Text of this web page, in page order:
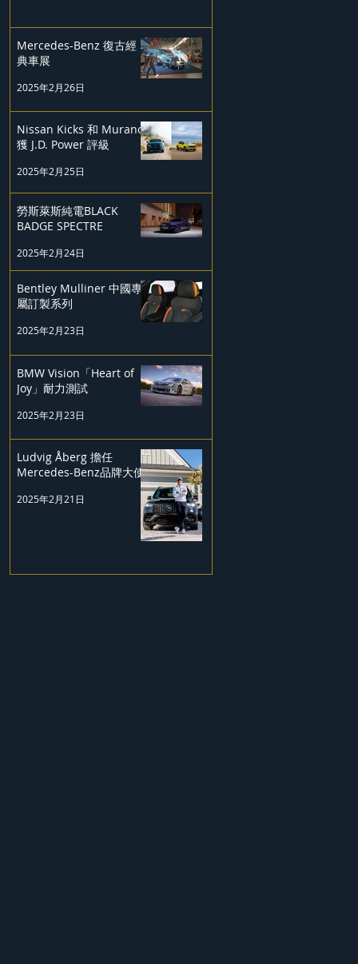
Mercedes-Benz 復古經
典車展
2025年2月26日
Nissan Kicks 和 Murano
獲 J.D. Power 評級
2025年2月25日
勞斯萊斯純電BLACK
BADGE SPECTRE
2025年2月24日
Bentley Mulliner 中國專
屬訂製系列
2025年2月23日
BMW Vision「Heart of
Joy」耐力測試
2025年2月23日
Ludvig Åberg 擔任
Mercedes-Benz品牌大使
2025年2月21日